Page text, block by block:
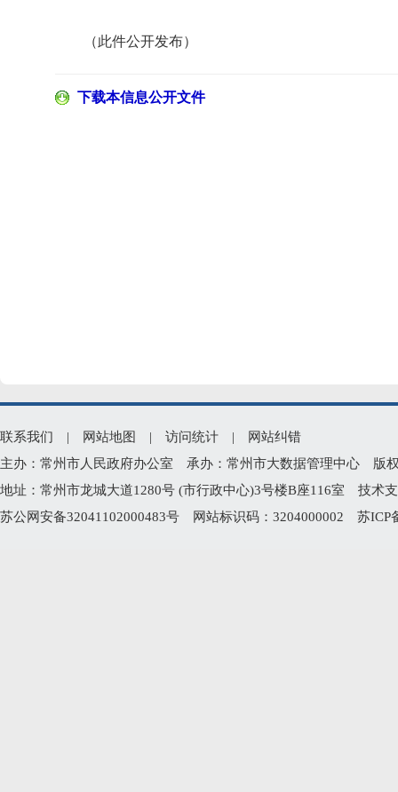
（此件公开发布）
下载本信息公开文件
联系我们 | 网站地图 | 访问统计 |
网站纠错
主办：常州市人民政府办公室 承办：常州市大数据管理中心 版
地址：常州市龙城大道1280号 (市行政中心)3号楼B座116室 技术
苏公网安备32041102000483号 网站标识码：3204000002 苏ICP